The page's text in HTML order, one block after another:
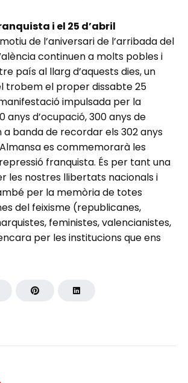
i el 25 d’abril
de l’aniversari de l’arribada del
continuen a molts pobles i
país al llarg d’aquests dies, un
trobem el proper dissabte 25
impulsada per la
anys d’ocupació, 300 anys de
a banda de recordar els 302 anys
es commemorarà les
franquista. És per tant una
les nostres llibertats nacionals i
per la memòria de totes
del feixisme (republicanes,
feministes, valencianistes,
per les institucions que ens